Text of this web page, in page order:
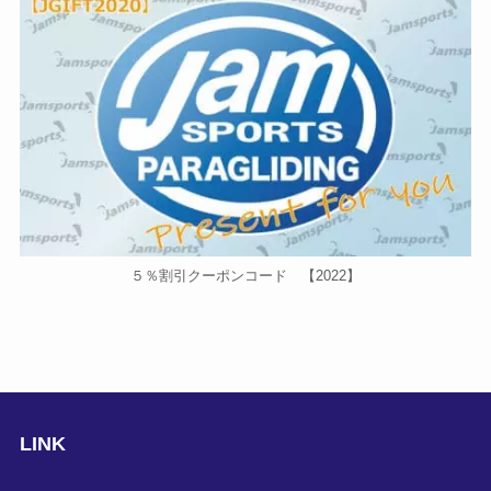
５％割引クーポンコード 【2022】
LINK